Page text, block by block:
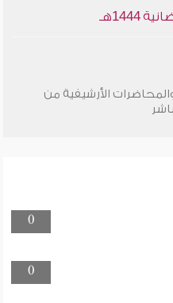
الأرشيفية من
0
0